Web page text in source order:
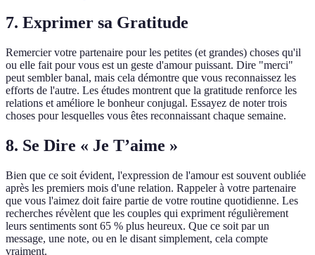
7. Exprimer sa Gratitude
Remercier votre partenaire pour les petites (et grandes) choses qu'il
ou elle fait pour vous est un geste d'amour puissant. Dire "merci"
peut sembler banal, mais cela démontre que vous reconnaissez les
efforts de l'autre. Les études montrent que la gratitude renforce les
relations et améliore le bonheur conjugal. Essayez de noter trois
choses pour lesquelles vous êtes reconnaissant chaque semaine.
8. Se Dire « Je T’aime »
Bien que ce soit évident, l'expression de l'amour est souvent oubliée
après les premiers mois d'une relation. Rappeler à votre partenaire
que vous l'aimez doit faire partie de votre routine quotidienne. Les
recherches révèlent que les couples qui expriment régulièrement
leurs sentiments sont 65 % plus heureux. Que ce soit par un
message, une note, ou en le disant simplement, cela compte
vraiment.